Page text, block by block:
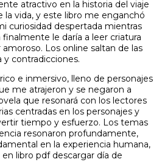
atractivo en la historia del viaje
la vida, y este libro me enganchó
curiosidad despertada mientras
le daría a leer criatura
Los online saltan de las
y contradicciones.
e inmersivo, lleno de personajes
me atrajeron y se negaron a
que resonará con los lectores
centradas en los personajes y
tiempo y esfuerzo. Los temas
resonaron profundamente,
en la experiencia humana,
libro pdf descargar día de